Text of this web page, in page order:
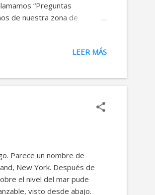
“Preguntas
de nuestra zona de
el potencial de la
desea compartir conmigo sus
en
LEER MÁS
Parece un nombre de
New York. Después de
el nivel del mar pude
visto desde abajo.